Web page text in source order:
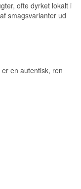
ofte dyrket lokalt i
smagsvarianter ud
en autentisk, ren